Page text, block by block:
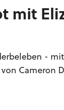
mit
-
Cameron